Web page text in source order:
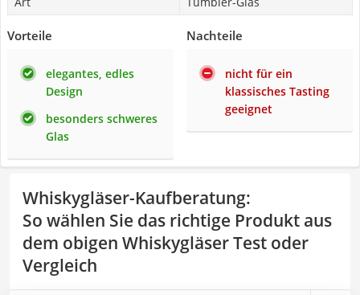
Vorteile
elegantes, edles
Design
besonders schweres
Glas
Nachteile
nicht für ein
klassisches Tasting
geeignet
Whiskygläser-Kaufberatung:
So wählen Sie das richtige Produkt aus
dem obigen Whiskygläser Test oder
Vergleich